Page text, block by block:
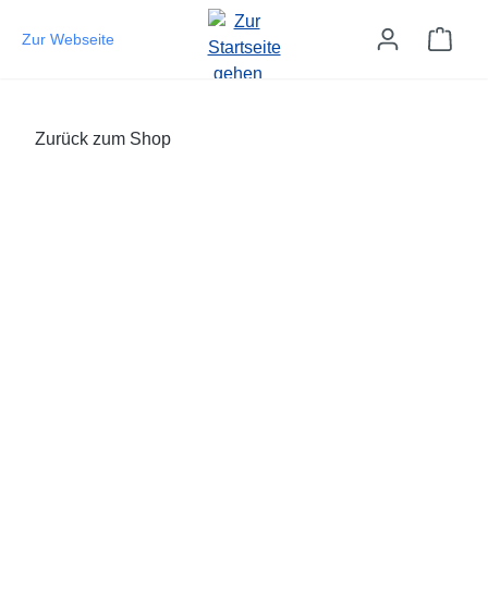
Zum Hauptinhalt springen
Zur Webseite
Zurück zum Shop